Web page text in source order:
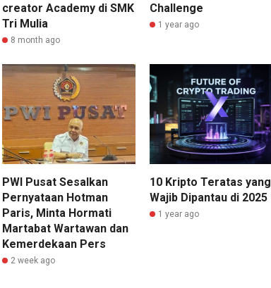
creator Academy di SMK
Tri Mulia
8 month ago
Challenge
1 year ago
PWI Pusat Sesalkan
Pernyataan Hotman
Paris, Minta Hormati
Martabat Wartawan dan
Kemerdekaan Pers
2 week ago
10 Kripto Teratas yang
Wajib Dipantau di 2025
1 year ago